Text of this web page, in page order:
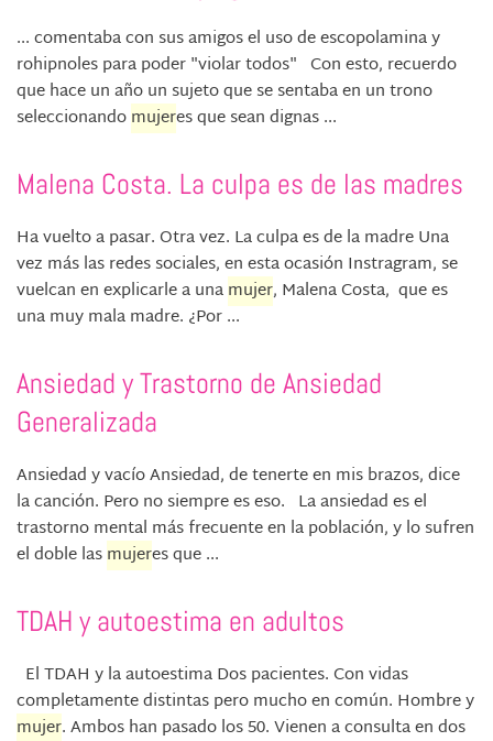
... comentaba con sus amigos el uso de escopolamina y
rohipnoles para poder "violar todos" Con esto, recuerdo
que hace un año un sujeto que se sentaba en un trono
seleccionandomujeres que sean dignas ...
Malena Costa. La culpa es de las madres
Ha vuelto a pasar. Otra vez. La culpa es de la madre Una
vez más las redes sociales, en esta ocasión Instragram, se
vuelcan en explicarle a unamujer, Malena Costa, que es
una muy mala madre. ¿Por ...
Ansiedad y Trastorno de Ansiedad
Generalizada
Ansiedad y vacío Ansiedad, de tenerte en mis brazos, dice
la canción. Pero no siempre es eso. La ansiedad es el
trastorno mental más frecuente en la población, y lo sufren
el doble lasmujeres que ...
TDAH y autoestima en adultos
El TDAH y la autoestima Dos pacientes. Con vidas
completamente distintas pero mucho en común. Hombre y
mujer. Ambos han pasado los 50. Vienen a consulta en dos